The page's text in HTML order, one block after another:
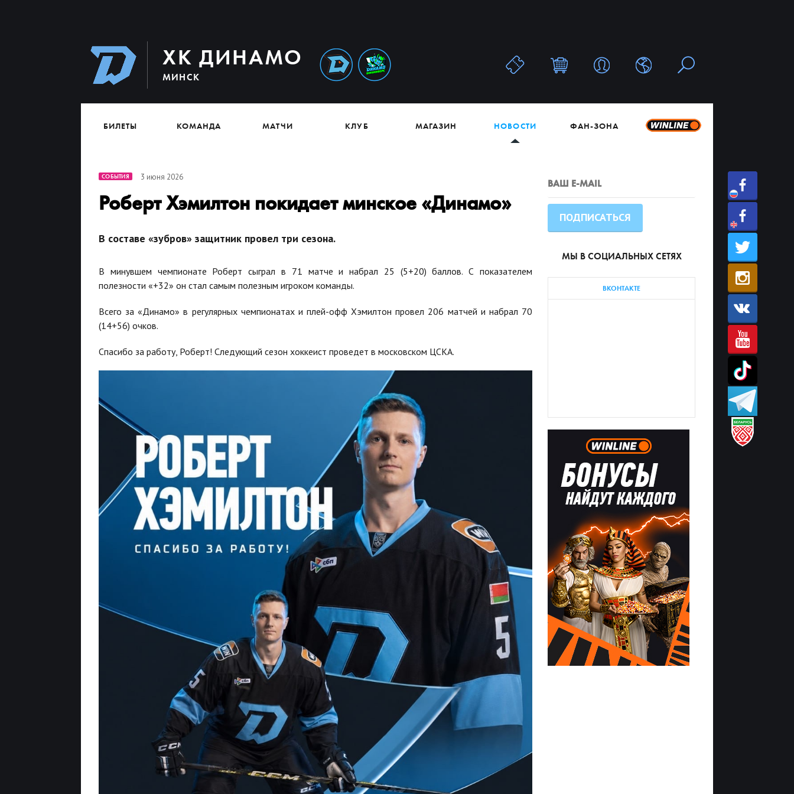
ХК ДИНАМО
МИНСК
БИЛЕТЫ КОМАНДА МАТЧИ КЛУБ МАГАЗИН НОВОСТИ ФАН-ЗОНА
МЫ В СОЦИАЛЬНЫХ СЕТЯХ
ВКОНТАКТЕ
СОБЫТИЯ 3 июня 2026
Роберт Хэмилтон покидает минское «Динамо»
В составе «зубров» защитник провел три сезона.
В минувшем чемпионате Роберт сыграл в 71 матче и набрал 25 (5+20) баллов. С показателем
полезности «+32» он стал самым полезным игроком команды.
Всего за «Динамо» в регулярных чемпионатах и плей-офф Хэмилтон провел 206 матчей и набрал 70
(14+56) очков.
Спасибо за работу, Роберт! Следующий сезон хоккеист проведет в московском ЦСКА.